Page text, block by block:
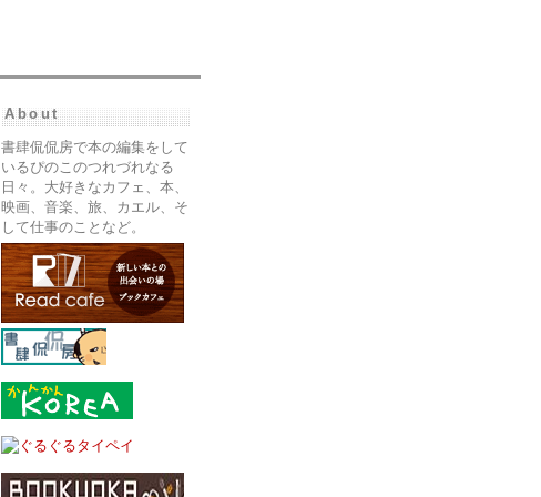
About
書肆侃侃房で本の編集をして
いるぴのこのつれづれなる
日々。大好きなカフェ、本、
映画、音楽、旅、カエル、そ
して仕事のことなど。